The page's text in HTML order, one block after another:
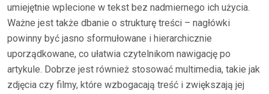
umiejętnie wplecione w tekst bez nadmiernego ich użycia.
Ważne jest także dbanie o strukturę treści – nagłówki
powinny być jasno sformułowane i hierarchicznie
uporządkowane, co ułatwia czytelnikom nawigację po
artykule. Dobrze jest również stosować multimedia, takie jak
zdjęcia czy filmy, które wzbogacają treść i zwiększają jej